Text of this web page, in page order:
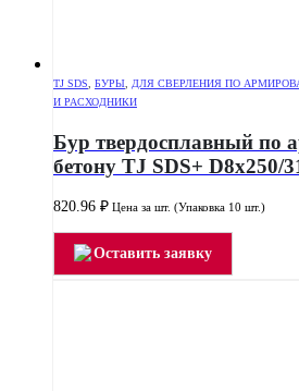
TJ SDS БУРЫ ДЛЯ СВЕРЛЕНИЯ ПО
И РАСХОДНИКИ
Бур твердосплавный по
бетону TJ SDS+ D8x250/
820.96 ₽ Цена за шт. (Упаковка 10 шт.)
Оставить заявку